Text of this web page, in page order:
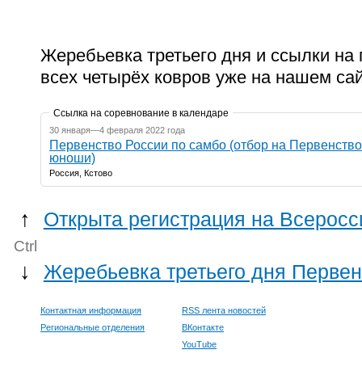
Жеребьевка третьего дня и ссылки
всех четырёх ковров уже на нашем
Ссылка на соревнование в календаре
30 января—4 февраля 2022 года
Первенство России по самбо (отбор на
юноши)
Россия, Кстово
↑ Открыта регистрация на
Ctrl
↓ Жеребьевка третьего дня
Контактная информация
Региональные отделения
RSS лента новостей
ВКонтакте
YouTube